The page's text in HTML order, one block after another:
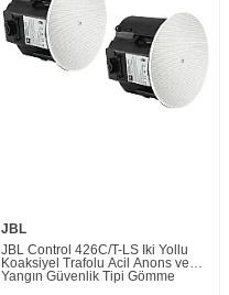
JBL
JBL Control 426C/T-LS İki Yollu
Koaksiyel Trafolu Acil Anons ve
Yangın Güvenlik Tipi Gömme